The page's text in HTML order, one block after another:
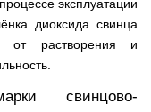
эксплуатации
диоксида свинца
от растворения и
свинцово-